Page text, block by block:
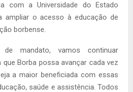
com a Universidade do Estado
ampliar o acesso à educação de
borbense.
mandato, vamos continuar
Borba possa avançar cada vez
a maior beneficiada com essas
saúde e assistência. Todos